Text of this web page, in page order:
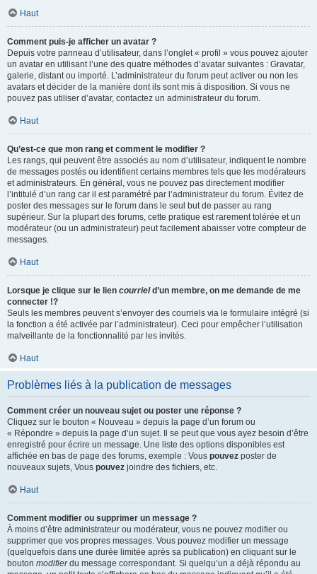
Haut
Comment puis-je afficher un avatar ?
Depuis votre panneau d’utilisateur, dans l’onglet « profil » vous pouvez ajouter
un avatar en utilisant l’une des quatre méthodes d’avatar suivantes : Gravatar,
galerie, distant ou importé. L’administrateur du forum peut activer ou non les
avatars et décider de la manière dont ils sont mis à disposition. Si vous ne
pouvez pas utiliser d’avatar, contactez un administrateur du forum.
Haut
Qu’est-ce que mon rang et comment le modifier ?
Les rangs, qui peuvent être associés au nom d’utilisateur, indiquent le nombre
de messages postés ou identifient certains membres tels que les modérateurs
et administrateurs. En général, vous ne pouvez pas directement modifier
l’intitulé d’un rang car il est paramétré par l’administrateur du forum. Évitez de
poster des messages sur le forum dans le seul but de passer au rang
supérieur. Sur la plupart des forums, cette pratique est rarement tolérée et un
modérateur (ou un administrateur) peut facilement abaisser votre compteur de
messages.
Haut
Lorsque je clique sur le lien courrield’un membre, on me demande de me
connecter !?
Seuls les membres peuvent s’envoyer des courriels via le formulaire intégré (si
la fonction a été activée par l’administrateur). Ceci pour empêcher l’utilisation
malveillante de la fonctionnalité par les invités.
Haut
Problèmes liés à la publication de messages
Comment créer un nouveau sujet ou poster une réponse ?
Cliquez sur le bouton « Nouveau » depuis la page d’un forum ou
« Répondre » depuis la page d’un sujet. Il se peut que vous ayez besoin d’être
enregistré pour écrire un message. Une liste des options disponibles est
affichée en bas de page des forums, exemple : Vous pouvez poster de
nouveaux sujets, Vous pouvez joindre des fichiers, etc.
Haut
Comment modifier ou supprimer un message ?
À moins d’être administrateur ou modérateur, vous ne pouvez modifier ou
supprimer que vos propres messages. Vous pouvez modifier un message
(quelquefois dans une durée limitée après sa publication) en cliquant sur le
bouton modifierdu message correspondant. Si quelqu’un a déjà répondu au